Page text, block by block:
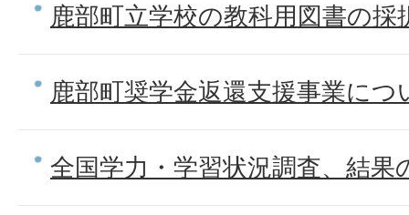
鹿部町立学校の教科用図書の
鹿部町奨学金返還支援事業につ
全国学力・学習状況調査、結果